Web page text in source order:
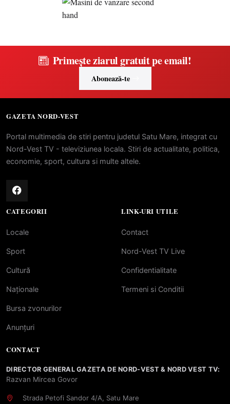
Primește ziarul gratuit pe email!
Abonează-te
GAZETA NORD-VEST
Portal multimedia de stiri pentru judetul Satu Mare, integrat cu
Nord-Vest TV - televiziunea locala. Stiri de actualitate, politica,
economie, sport, cultura si multe altele.
CATEGORII
Locale
Sport
Cultură
Naționale
Bursa zvonurilor
Anunțuri
LINK-URI UTILE
Contact
Nord-Vest TV Live
Confidentialitate
Termeni si Conditii
CONTACT
DIRECTOR GENERAL GAZETA DE NORD-VEST & NORD VEST TV:
Razvan Mircea Govor
Strada Petofi Sandor 4/A, Satu Mare